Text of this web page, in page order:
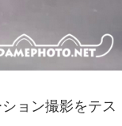
ョン撮影をテス